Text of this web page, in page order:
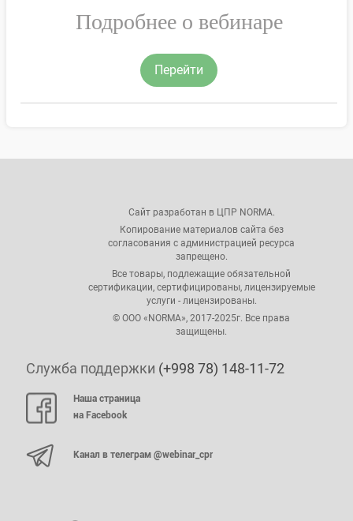
Подробнее о вебинаре
Перейти
Сайт разработан в ЦПР NORMA.
Копирование материалов сайта без
согласования с администрацией ресурса
запрещено.
Все товары, подлежащие обязательной
сертификации, сертифицированы, лицензируемые
услуги - лицензированы.
© ООО «NORMA», 2017-2025г. Все права
защищены.
Служба поддержки (+998 78) 148-11-72
Наша страница
на Facebook
Канал в телеграм @webinar_cpr